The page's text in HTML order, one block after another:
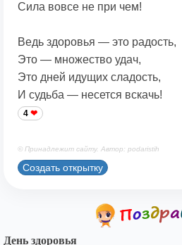
Сила вовсе не при чем!
Ведь здоровья — это радость,
Это — множество удач,
Это дней идущих сладость,
И судьба — несется вскачь!
4
© Принадлежит сайту. Автор: podaristih
Создать открытку
День здоровья